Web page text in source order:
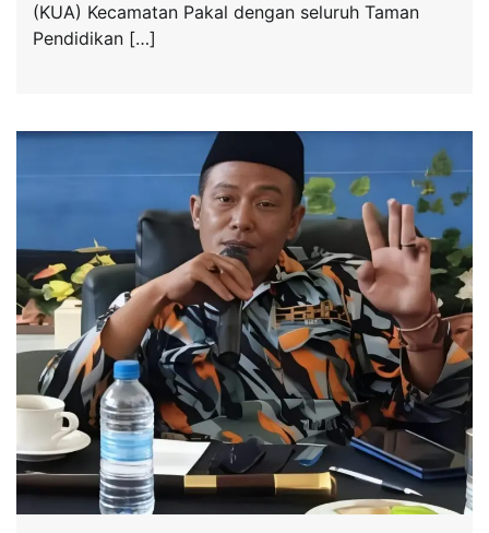
(KUA) Kecamatan Pakal dengan seluruh Taman
Pendidikan […]